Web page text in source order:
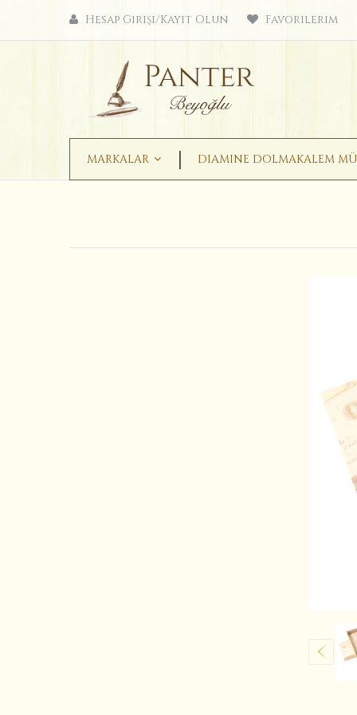
Hesap Girişi/Kayıt Olun Favorilerim
MARKALAR DIAMINE DOLMAKALEM